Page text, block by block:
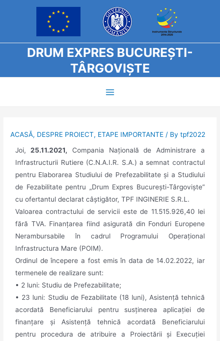
DRUM EXPRES BUCUREȘTI-
TÂRGOVIȘTE
ACASĂ, DESPRE PROIECT, ETAPE IMPORTANTE / Bytpf2022
Joi, 25.11.2021, Compania Națională de Administrare a
Infrastructurii Rutiere (C.N.A.I.R. S.A.) a semnat contractul
pentru Elaborarea Studiului de Prefezabilitate și a Studiului
de Fezabilitate pentru „Drum Expres București-Târgoviște”
cu ofertantul declarat câștigător, TPF INGINERIE S.R.L.
Valoarea contractului de servicii este de 11.515.926,40 lei
fără TVA. Finanțarea fiind asigurată din Fonduri Europene
Nerambursabile în cadrul Programului Operațional
Infrastructura Mare (POIM).
Ordinul de începere a fost emis în data de 14.02.2022, iar
termenele de realizare sunt:
• 2 luni: Studiu de Prefezabilitate;
• 23 luni: Studiu de Fezabilitate (18 luni), Asistență tehnică
acordată Beneficiarului pentru susținerea aplicației de
finanțare și Asistență tehnică acordată Beneficiarului
pentru procedura de atribuire a Proiectării și Execuției